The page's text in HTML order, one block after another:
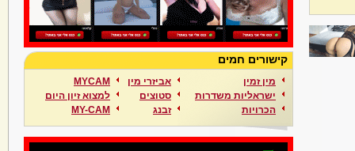
קישורים חמים
מין זמין
ישראליות משדרות
הכרויות
אביזרי מין
סטוצים
זבנג
MYCAM
למצוא זיון היום
MY-CAM